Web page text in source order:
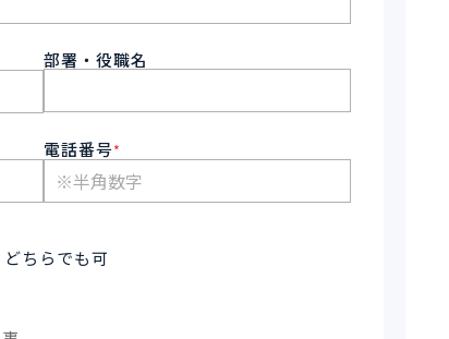
部署・役職名
電話番号*
どちらでも可